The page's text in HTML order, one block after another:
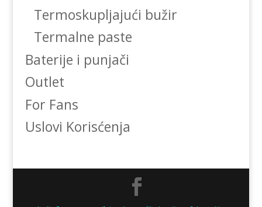
Termoskupljajući bužir
Termalne paste
Baterije i punjači
Outlet
For Fans
Uslovi Korisćenja